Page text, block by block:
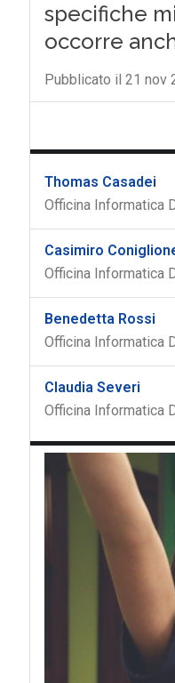
specifiche
occorre
Pubblicato il 21 nov
Thomas Casadei
Officina Informatica
Casimiro
Officina Informatica
Benedetta Rossi
Officina Informatica
Claudia Severi
Officina Informatica